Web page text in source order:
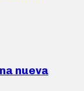
nueva